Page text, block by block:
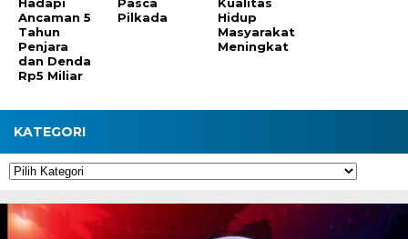
Ancaman 5
Tahun
Penjara
dan Denda
Rp5 Miliar
Pilkada
Hidup
Masyarakat
Meningkat
KATEGORI
Kategori
Pemutar
Video